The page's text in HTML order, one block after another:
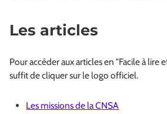
Les articles
Pour accéder aux articles en "Facile à lire
suffit de cliquer sur le logo officiel.
Les missions de la CNSA